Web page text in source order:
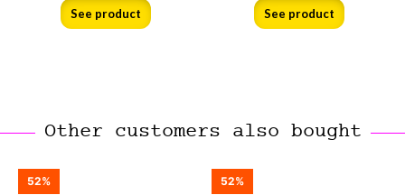
See product See product
Other customers also bought
52% 52%